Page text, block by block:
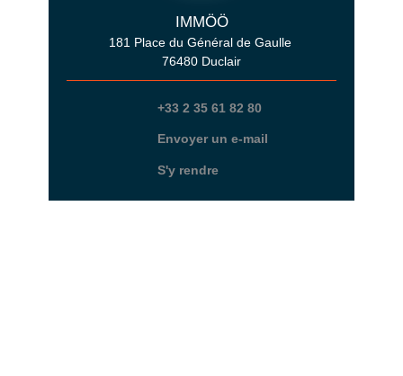
IMMÖÖ
181 Place du Général de Gaulle
76480 Duclair
+33 2 35 61 82 80
Envoyer un e-mail
S'y rendre